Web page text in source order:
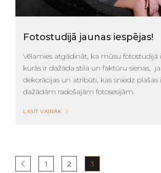
Fotostudijā jaunas iespējas!
Vēlamies atgādināt, ka mūsu fotostudijā
kurās ir dažāda stila un faktūru sienas,
dekorācijas un atribūti, kas sniedz plašas
dažādām radošajām fotosesijām.
LASĪT VAIRĀK
1 2 3